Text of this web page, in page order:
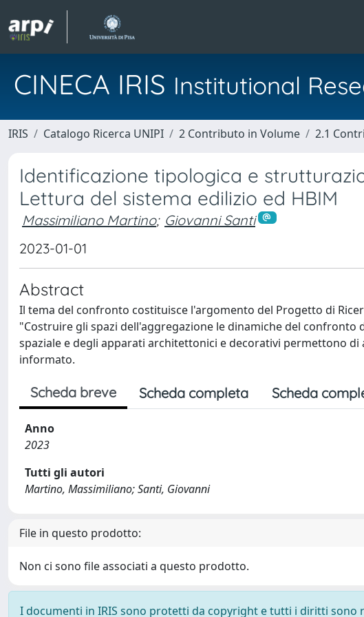
CINECA IRIS Institutional
IRIS Catalogo Ricerca UNIPI 2 Contributo in Volume 2.1
Identificazione tipologica e
Lettura del sistema edilizio ed HBIM
Massimiliano Martino; Giovanni Santi
2023-01-01
Abstract
Il tema del confronto costituisce l'argomento del Progetto di
"Costruire gli spazi dell'aggregazione le dinamiche del
spaziale e degli apparati architettonici e decorativi permettono
informato.
Scheda breve Scheda completa Scheda
Anno
2023
Tutti gli autori
Martino, Massimiliano; Santi, Giovanni
File in questo prodotto:
Non ci sono file associati a questo prodotto.
I documenti in IRIS sono protetti da copyright e tutti i diritti sono